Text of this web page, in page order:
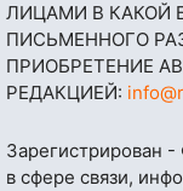
ЛИЦАМИ В КАКОЙ
ПИСЬМЕННОГО
ПРИОБРЕТЕНИЕ
РЕДАКЦИЕЙ:
Зарегистрирован
в сфере связи,